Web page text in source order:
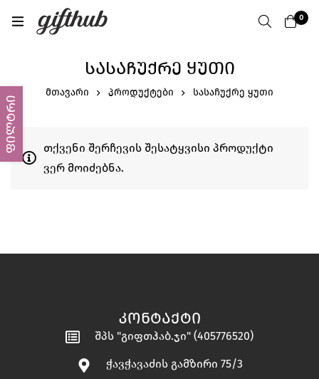
0
ᲡᲐᲡᲐᲩᲣᲥᲠᲔ ᲧᲣᲗᲘ
მთავარი პროდუქტები სასაჩუქრე ყუთი
ფილტრი
თქვენი შერჩევის შესატყვისი პროდუქტი
ვერ მოიძებნა.
ᲙᲝᲜᲢᲐᲥᲢᲘ
შპს "გიფთჰაბ.ჯი" (405776520)
ჭავჭავაძის გამზირი 75/3